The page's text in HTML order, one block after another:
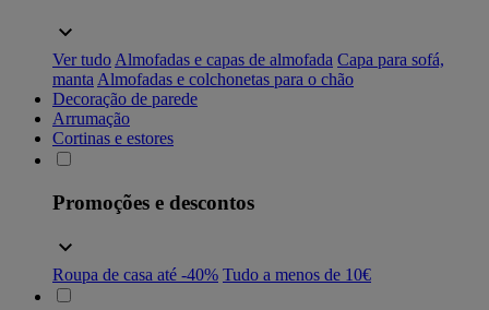
Ver tudo Almofadas e capas de almofada Capa para sofá,
manta Almofadas e colchonetas para o chão
Decoração de parede
Arrumação
Cortinas e estores
Promoções e descontos
Roupa de casa até -40% Tudo a menos de 10€